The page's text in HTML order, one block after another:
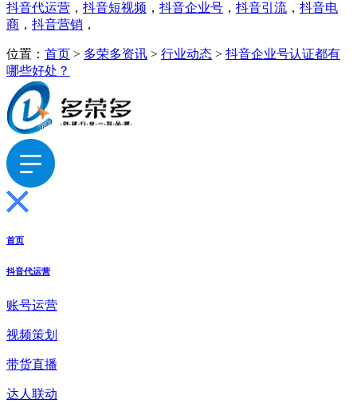
抖音代运营 ， 抖音短视频 ， 抖音企业号 ， 抖音引流 ， 抖音电
商 ， 抖音营销 ，
位置： 首页 > 多荣多资讯 > 行业动态 > 抖音企业号认证都有
哪些好处？
首页
抖音代运营
账号运营
视频策划
带货直播
达人联动